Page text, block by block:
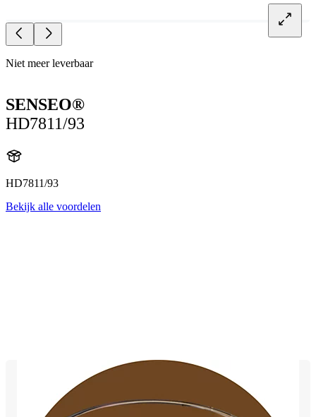
Niet meer leverbaar
SENSEO®
HD7811/93
HD7811/93
Bekijk alle voordelen